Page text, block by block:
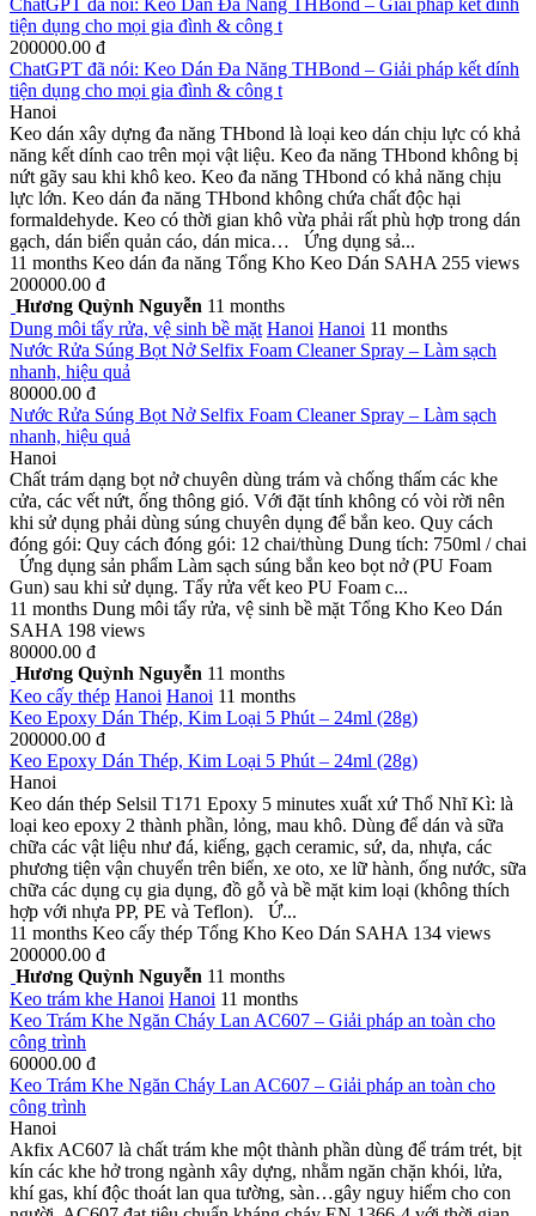
tiện dụng cho mọi gia đình & công t
200000.00 đ
ChatGPT đã nói: Keo Dán Đa Năng THBond – Giải pháp kết dính
tiện dụng cho mọi gia đình & công t
Hanoi
Keo dán xây dựng đa năng THbond là loại keo dán chịu lực có khả
năng kết dính cao trên mọi vật liệu. Keo đa năng THbond không bị
nứt gãy sau khi khô keo. Keo đa năng THbond có khả năng chịu
lực lớn. Keo dán đa năng THbond không chứa chất độc hại
formaldehyde. Keo có thời gian khô vừa phải rất phù hợp trong dán
gạch, dán biển quản cáo, dán mica… Ứng dụng sả...
11 months Keo dán đa năng Tổng Kho Keo Dán SAHA 255 views
200000.00 đ
Hương Quỳnh Nguyễn 11 months
Dung môi tẩy rửa, vệ sinh bề mặt Hanoi Hanoi 11 months
Nước Rửa Súng Bọt Nở Selfix Foam Cleaner Spray – Làm sạch
nhanh, hiệu quả
80000.00 đ
Nước Rửa Súng Bọt Nở Selfix Foam Cleaner Spray – Làm sạch
nhanh, hiệu quả
Hanoi
Chất trám dạng bọt nở chuyên dùng trám và chống thấm các khe
cửa, các vết nứt, ống thông gió. Với đặt tính không có vòi rời nên
khi sử dụng phải dùng súng chuyên dụng để bắn keo. Quy cách
đóng gói: Quy cách đóng gói: 12 chai/thùng Dung tích: 750ml / chai
Ứng dụng sản phẩm Làm sạch súng bắn keo bọt nở (PU Foam
Gun) sau khi sử dụng. Tẩy rửa vết keo PU Foam c...
11 months Dung môi tẩy rửa, vệ sinh bề mặt Tổng Kho Keo Dán
SAHA 198 views
80000.00 đ
Hương Quỳnh Nguyễn 11 months
Keo cấy thép Hanoi Hanoi 11 months
Keo Epoxy Dán Thép, Kim Loại 5 Phút – 24ml (28g)
200000.00 đ
Keo Epoxy Dán Thép, Kim Loại 5 Phút – 24ml (28g)
Hanoi
Keo dán thép Selsil T171 Epoxy 5 minutes xuất xứ Thổ Nhĩ Kì: là
loại keo epoxy 2 thành phần, lỏng, mau khô. Dùng để dán và sữa
chữa các vật liệu như đá, kiếng, gạch ceramic, sứ, da, nhựa, các
phương tiện vận chuyển trên biển, xe oto, xe lữ hành, ống nước, sữa
chữa các dụng cụ gia dụng, đồ gỗ và bề mặt kim loại (không thích
hợp với nhựa PP, PE và Teflon). Ứ...
11 months Keo cấy thép Tổng Kho Keo Dán SAHA 134 views
200000.00 đ
Hương Quỳnh Nguyễn 11 months
Keo trám khe Hanoi Hanoi 11 months
Keo Trám Khe Ngăn Cháy Lan AC607 – Giải pháp an toàn cho
công trình
60000.00 đ
Keo Trám Khe Ngăn Cháy Lan AC607 – Giải pháp an toàn cho
công trình
Hanoi
Akfix AC607 là chất trám khe một thành phần dùng để trám trét, bịt
kín các khe hở trong ngành xây dựng, nhằm ngăn chặn khói, lửa,
khí gas, khí độc thoát lan qua tường, sàn…gây nguy hiểm cho con